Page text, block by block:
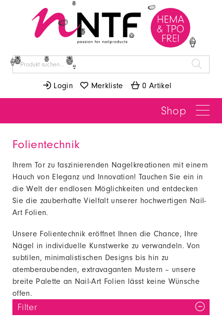
 Login  Merkliste  0 Artikel
Shop
Folientechnik
Ihrem Tor zu faszinierenden Nagelkreationen mit einem
Hauch von Eleganz und Innovation! Tauchen Sie ein in
die Welt der endlosen Möglichkeiten und entdecken
Sie die zauberhafte Vielfalt unserer hochwertigen Nail-
Art Folien.
Unsere Folientechnik eröffnet Ihnen die Chance, Ihre
Nägel in individuelle Kunstwerke zu verwandeln. Von
subtilen, minimalistischen Designs bis hin zu
atemberaubenden, extravaganten Mustern – unsere
breite Palette an Nail-Art Folien lässt keine Wünsche
offen.
Filter
👙
🍍
🍦🍍 🍍
🥝
🍦
🍍
🍉
🍉